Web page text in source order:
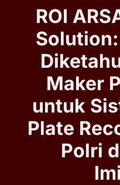
ROI
Maker
untuk
Plate
Polri